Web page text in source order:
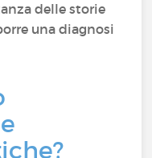
delle storie
una diagnosi